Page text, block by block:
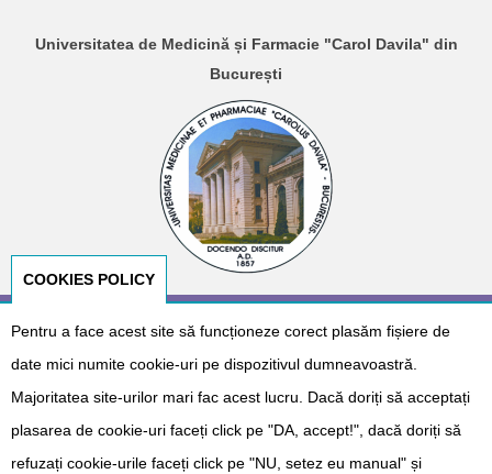
Universitatea de Medicină și Farmacie "Carol Davila" din
București
© Copyright 2026 E-NeoNat. Designed byDr. Cătălin Gabriel
COOKIES POLICY
Pentru a face acest site să funcționeze corect plasăm fișiere de
date mici numite cookie-uri pe dispozitivul dumneavoastră.
Majoritatea site-urilor mari fac acest lucru. Dacă doriți să acceptați
plasarea de cookie-uri faceți click pe "DA, accept!", dacă doriți să
refuzați cookie-urile faceți click pe "NU, setez eu manual" și